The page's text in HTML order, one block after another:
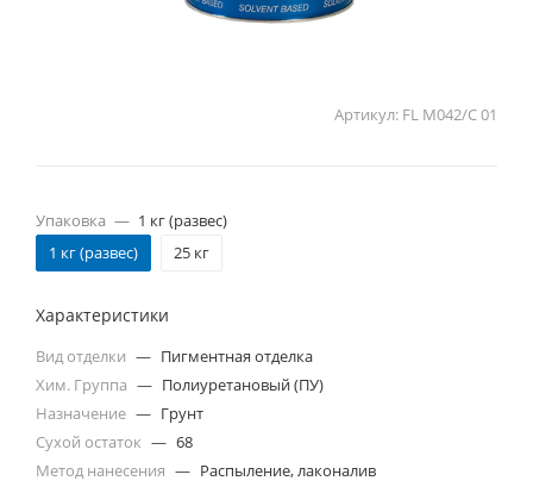
Артикул: FL M042/C 01
Упаковка — 1 кг (развес)
1 кг (развес)
25 кг
Характеристики
Вид отделки — Пигментная отделка
Хим. Группа — Полиуретановый (ПУ)
Назначение — Грунт
Сухой остаток — 68
Метод нанесения — Распыление, лаконалив